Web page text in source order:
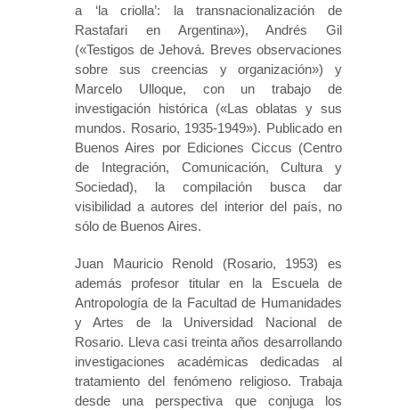
a ‘la criolla’: la transnacionalización de
Rastafari en Argentina»), Andrés Gil
(«Testigos de Jehová. Breves observaciones
sobre sus creencias y organización») y
Marcelo Ulloque, con un trabajo de
investigación histórica («Las oblatas y sus
mundos. Rosario, 1935-1949»). Publicado en
Buenos Aires por Ediciones Ciccus (Centro
de Integración, Comunicación, Cultura y
Sociedad), la compilación busca dar
visibilidad a autores del interior del país, no
sólo de Buenos Aires.
Juan Mauricio Renold (Rosario, 1953) es
además profesor titular en la Escuela de
Antropología de la Facultad de Humanidades
y Artes de la Universidad Nacional de
Rosario. Lleva casi treinta años desarrollando
investigaciones académicas dedicadas al
tratamiento del fenómeno religioso. Trabaja
desde una perspectiva que conjuga los